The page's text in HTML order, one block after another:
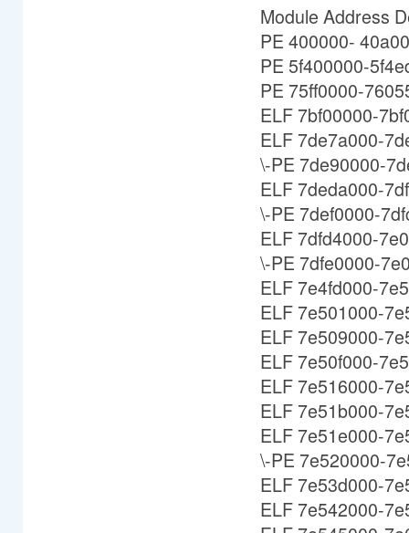
Module Address
PE 400000-
PE 5f400000-
PE 75ff0000-
ELF 7bf00000-
ELF 7de7a000-
\-PE 7de90000-
ELF 7deda000-
\-PE 7def0000-
ELF 7dfd4000-
\-PE 7dfe0000-
ELF 7e4fd000-
ELF 7e501000-
ELF 7e509000-
ELF 7e50f000-
ELF 7e516000-
ELF 7e51b000-
ELF 7e51e000-
\-PE 7e520000-
ELF 7e53d000-
ELF 7e542000-